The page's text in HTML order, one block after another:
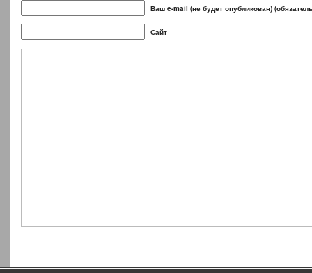
Ваш e-mail (не будет опубликован)
Сайт